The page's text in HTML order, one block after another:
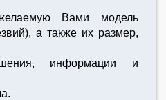
Вами модель
а также их размер,
информации и